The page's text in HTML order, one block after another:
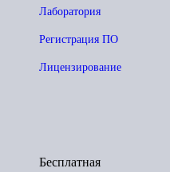
Лаборатория
Регистрация ПО
Лицензирование
Бесплатная